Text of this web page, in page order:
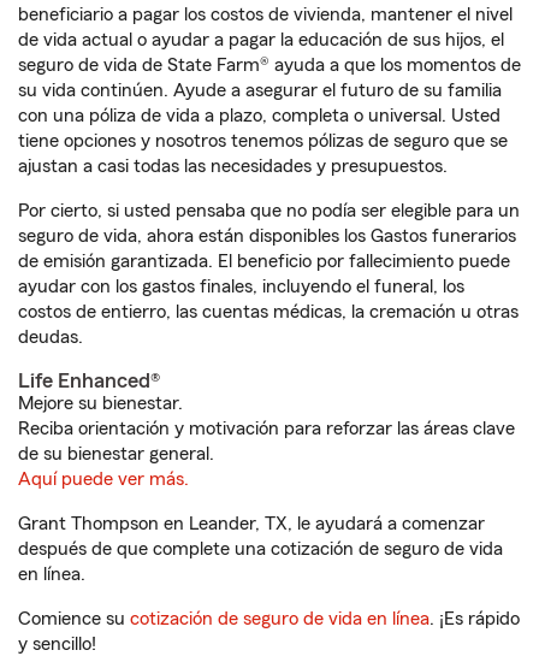
beneficiario a pagar los costos de vivienda, mantener el nivel
de vida actual o ayudar a pagar la educación de sus hijos, el
seguro de vida de State Farm® ayuda a que los momentos de
su vida continúen. Ayude a asegurar el futuro de su familia
con una póliza de vida a plazo, completa o universal. Usted
tiene opciones y nosotros tenemos pólizas de seguro que se
ajustan a casi todas las necesidades y presupuestos.
Por cierto, si usted pensaba que no podía ser elegible para un
seguro de vida, ahora están disponibles los Gastos funerarios
de emisión garantizada. El beneficio por fallecimiento puede
ayudar con los gastos finales, incluyendo el funeral, los
costos de entierro, las cuentas médicas, la cremación u otras
deudas.
Life Enhanced®
Mejore su bienestar.
Reciba orientación y motivación para reforzar las áreas clave
de su bienestar general.
Aquí puede ver más.
Grant Thompson en Leander, TX, le ayudará a comenzar
después de que complete una cotización de seguro de vida
en línea.
Comience su cotización de seguro de vida en línea. ¡Es rápido
y sencillo!